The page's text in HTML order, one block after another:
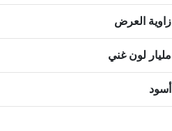
زاوية العرض
مليار لون غني
أسود